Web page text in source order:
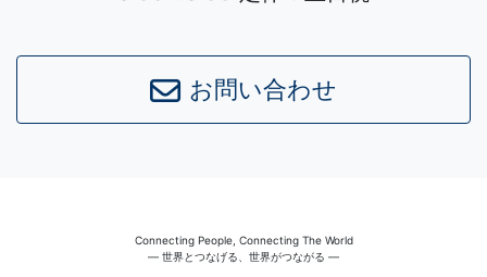
Leaflet|©OpenStreetMapcontributors
お問い合わせ
Connecting People, Connecting The World
― 世界とつなげる、世界がつながる ―